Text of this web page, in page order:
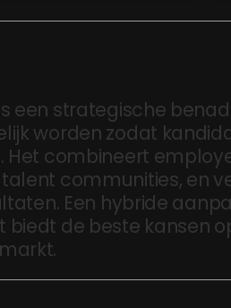
een strategische
worden zodat
Het combineert
communities, en
Een hybride
de beste kansen